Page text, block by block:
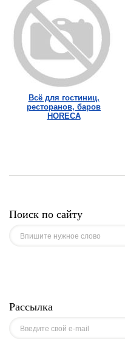
Всё для гостиниц,
ресторанов, баров
HORECA
Поиск по сайту
Рассылка